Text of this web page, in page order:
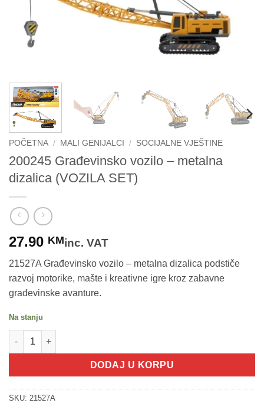
POČETNA / MALI GENIJALCI / SOCIJALNE VJEŠTINE
200245 Građevinsko vozilo – metalna
dizalica (VOZILA SET)
27.90 KMinc. VAT
21527A Građevinsko vozilo – metalna dizalica podstiče
razvoj motorike, mašte i kreativne igre kroz zabavne
građevinske avanture.
Na stanju
200245 Građevinsko vozilo - metalna dizalica (VOZILA SET)
DODAJ U KORPU
SKU: 21527A